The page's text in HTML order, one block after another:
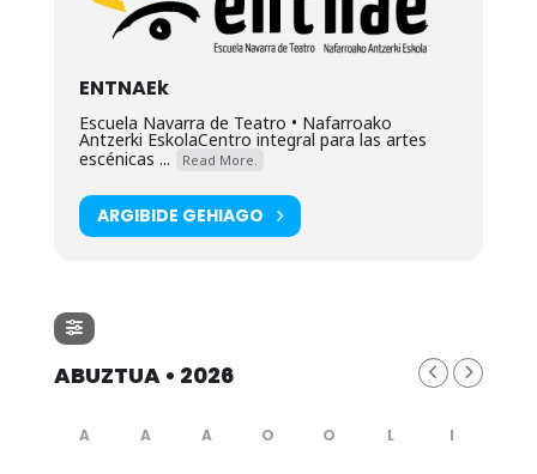
ENTNAEk
Escuela Navarra de Teatro • Nafarroako
Antzerki EskolaCentro integral para las artes
escénicas ...
Read More.
ARGIBIDE GEHIAGO
ABUZTUA • 2026